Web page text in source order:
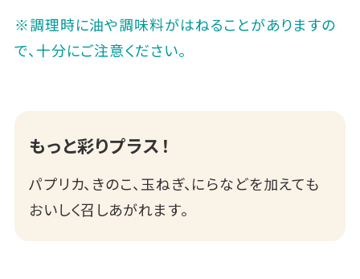
※調理時に油や調味料がはねることがありますの
で、十分にご注意ください｡
もっと彩りプラス！
パプリカ、きのこ、玉ねぎ、にらなどを加えても
おいしく召しあがれます。